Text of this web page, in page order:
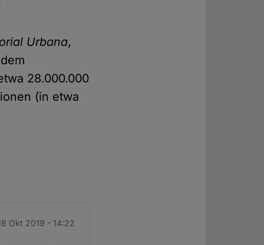
Urbana,
28.000.000
(in etwa
Okt 2019 - 14:22